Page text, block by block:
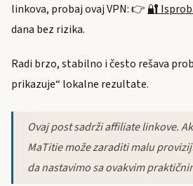
linkova, probaj ovaj VPN: 👉 🔐
dana bez rizika.
Radi brzo, stabilno i često rešava
prikazuje“ lokalne rezultate.
Ovaj post sadrži affiliate linkove.
MaTitie može zaraditi malu
da nastavimo sa ovakvim